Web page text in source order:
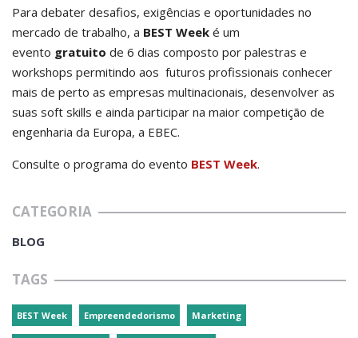
Para debater desafios, exigências e oportunidades no
mercado de trabalho, a BEST Week é um
evento gratuito de 6 dias composto por palestras e
workshops permitindo aos futuros profissionais conhecer
mais de perto as empresas multinacionais, desenvolver as
suas soft skills e ainda participar na maior competição de
engenharia da Europa, a EBEC.
Consulte o programa do evento BEST Week.
CATEGORIA
BLOG
TAGS
BEST Week Empreendedorismo Marketing